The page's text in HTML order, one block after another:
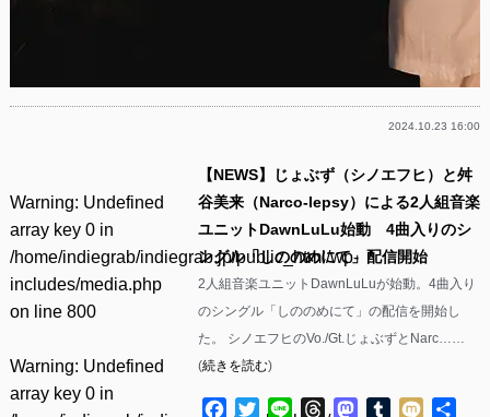
2024.10.23 16:00
Warning: Undefined
array key 0 in
/home/indiegrab/indiegrab.jp/public_html/wp-
includes/media.php
on line 800
Warning: Undefined
array key 0 in
【NEWS】じょぶず（シノエフヒ）と舛
谷美来（Narco-lepsy）による2人組音楽
ユニットDawnLuLu始動 4曲入りのシ
ングル「しののめにて」配信開始
2人組音楽ユニットDawnLuLuが始動。4曲入り
のシングル「しののめにて」の配信を開始し
た。 シノエフヒのVo./Gt.じょぶずとNarc……
(続きを読む)
Facebook
TwitterLine ThreadsMastodon
Tumblr
Mixi